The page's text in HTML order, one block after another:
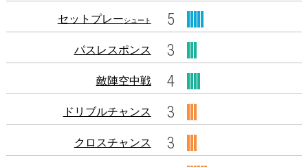
セットプレーシュート 5
パスレスポンス 3
敵陣空中戦 4
ドリブルチャンス 3
クロスチャンス 3